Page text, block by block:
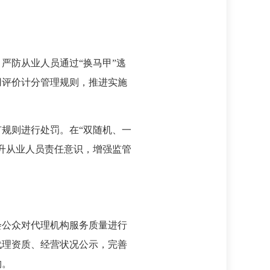
防从业人员通过“换马甲”逃
价计分管理规则，推进实施
则进行处罚。在“双随机、一
从业人员责任意识，增强监管
众对代理机构服务质量进行
资质、经营状况公示，完善